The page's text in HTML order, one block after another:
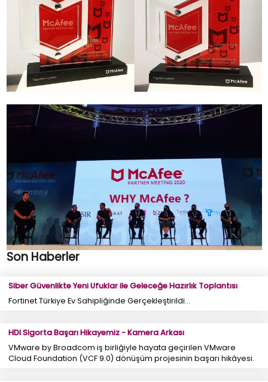
Son Haberler
Siber Güvenlikte Yeni Ufuklar ile Geleceğe Hazırlık Toplantısı
Fortinet Türkiye Ev Sahipliğinde Gerçekleştirildi...
HDI Sigorta Başarı Hikayemiz - Kamera Arkası
VMware by Broadcom iş birliğiyle hayata geçirilen VMware
Cloud Foundation (VCF 9.0) dönüşüm projesinin başarı hikâyesi.